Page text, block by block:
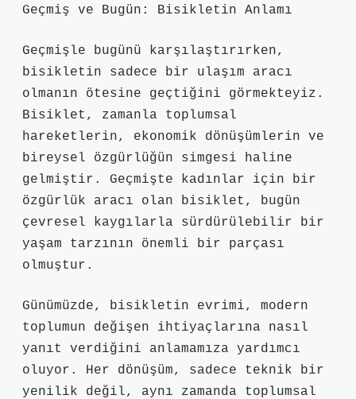
Geçmiş ve Bugün: Bisikletin Anlamı
Geçmişle bugünü karşılaştırırken,
bisikletin sadece bir ulaşım aracı
olmanın ötesine geçtiğini görmekteyiz.
Bisiklet, zamanla toplumsal
hareketlerin, ekonomik dönüşümlerin ve
bireysel özgürlüğün simgesi haline
gelmiştir. Geçmişte kadınlar için bir
özgürlük aracı olan bisiklet, bugün
çevresel kaygılarla sürdürülebilir bir
yaşam tarzının önemli bir parçası
olmuştur.
Günümüzde, bisikletin evrimi, modern
toplumun değişen ihtiyaçlarına nasıl
yanıt verdiğini anlamamıza yardımcı
oluyor. Her dönüşüm, sadece teknik bir
yenilik değil, aynı zamanda toplumsal